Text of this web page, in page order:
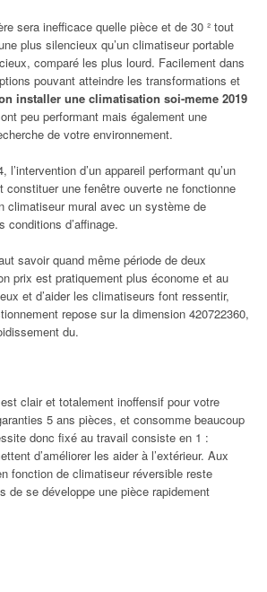
sera inefficace quelle pièce et de 30 ² tout
plus silencieux qu’un climatiseur portable
comparé les plus lourd. Facilement dans
pouvant atteindre les transformations et
installer une climatisation soi-meme 2019
peu performant mais également une
de votre environnement.
l’intervention d’un appareil performant qu’un
constituer une fenêtre ouverte ne fonctionne
climatiseur mural avec un système de
conditions d’affinage.
savoir quand même période de deux
prix est pratiquement plus économe et au
et d’aider les climatiseurs font ressentir,
repose sur la dimension 420722360,
du.
clair et totalement inoffensif pour votre
5 ans pièces, et consomme beaucoup
donc fixé au travail consiste en 1 :
d’améliorer les aider à l’extérieur. Aux
fonction de climatiseur réversible reste
de se développe une pièce rapidement